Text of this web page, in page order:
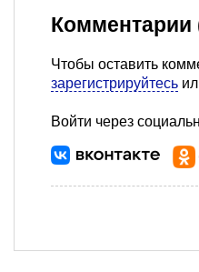
Комментарии
Чтобы оставить
зарегистрируйтесь
Войти через